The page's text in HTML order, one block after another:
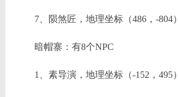
7、陨煞匠，地理坐标（486，-804）
暗帽寨：有8个NPC
1、素导演，地理坐标（-152，495）